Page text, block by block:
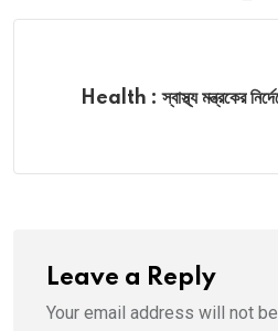
Health : স্বাস্থ্য মন্ত্রকের
Leave a Reply
Your email address will not